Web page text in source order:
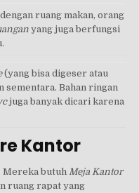
ruang makan, orang
yang juga berfungsi
(yang bisa digeser atau
Bahan ringan
juga banyak dicari karena
Kantor
Mereka butuh Meja Kantor
ruang rapat yang